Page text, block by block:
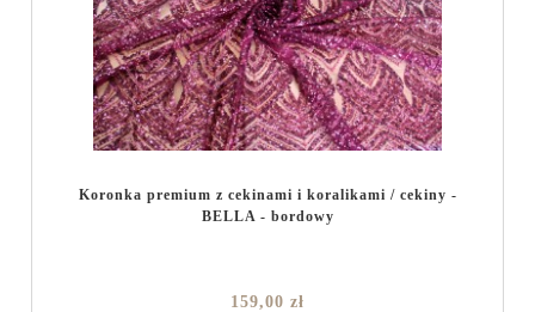
Koronka premium z cekinami i koralikami / cekiny -
BELLA - bordowy
159,00 zł